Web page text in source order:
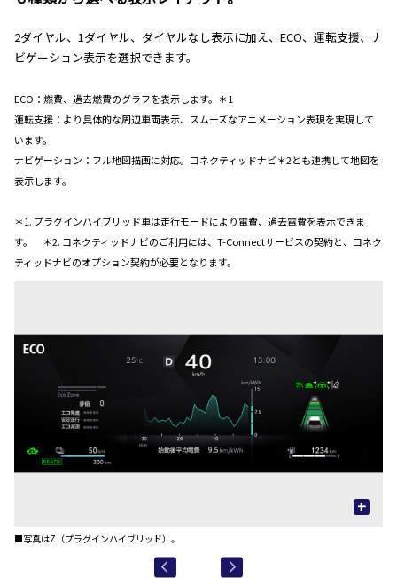
2ダイヤル、1ダイヤル、ダイヤルなし表示に加え、ECO、運転支援、ナ
ビゲーション表示を選択できます。
ECO：燃費、過去燃費のグラフを表示します。＊1
運転支援：より具体的な周辺車両表示、スムーズなアニメーション表現を実現して
います。
ナビゲーション：フル地図描画に対応。コネクティッドナビ＊2とも連携して地図を
表示します。
＊1. プラグインハイブリッド車は走行モードにより電費、過去電費を表示できま
す。 ＊2. コネクティッドナビのご利用には、T-Connectサービスの契約と、コネク
ティッドナビのオプション契約が必要となります。
+
■写真はZ（プラグインハイブリッド）。